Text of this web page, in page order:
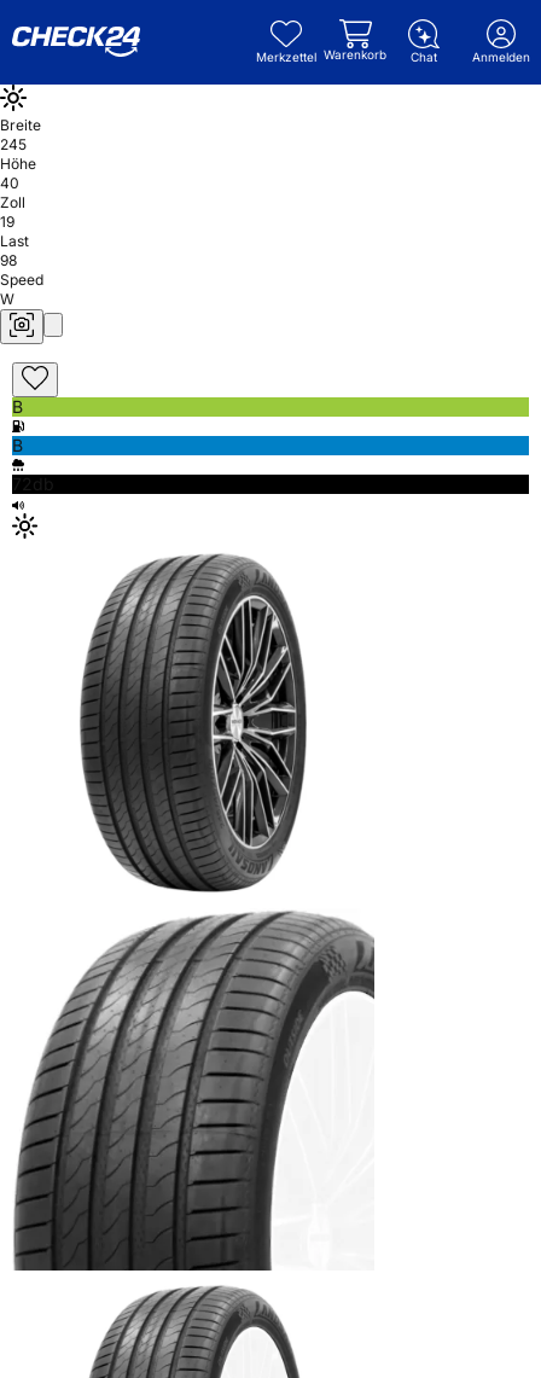
Merkzettel Warenkorb Chat Anmelden
Breite
245
Höhe
40
Zoll
19
Last
98
Speed
W
B
B
72db